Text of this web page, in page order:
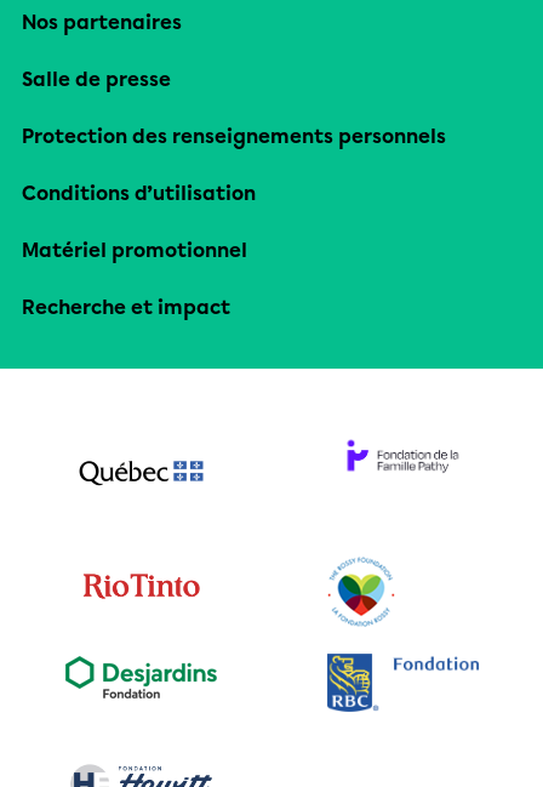
Nos partenaires
Salle de presse
Protection des renseignements personnels
Conditions d’utilisation
Matériel promotionnel
Recherche et impact